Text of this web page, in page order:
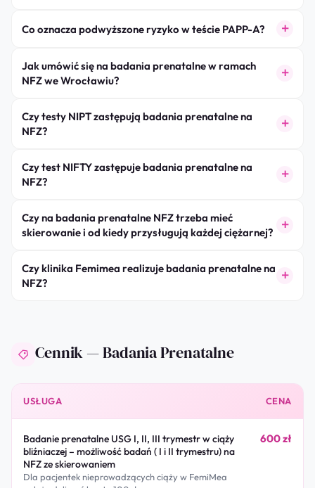
Co oznacza podwyższone ryzyko w teście PAPP-A?
Jak umówić się na badania prenatalne w ramach
NFZ we Wrocławiu?
Czy testy NIPT zastępują badania prenatalne na
NFZ?
Czy test NIFTY zastępuje badania prenatalne na
NFZ?
Czy na badania prenatalne NFZ trzeba mieć
skierowanie i od kiedy przysługują każdej ciężarnej?
Czy klinika Femimea realizuje badania prenatalne na
NFZ?
Cennik — Badania Prenatalne
USŁUGA CENA
Badanie prenatalne USG I, II, III trymestr w ciąży
bliźniaczej – możliwość badań ( I i II trymestru) na
NFZ ze skierowaniem
Dla pacjentek nieprowadzących ciąży w FemiMea
600 zł